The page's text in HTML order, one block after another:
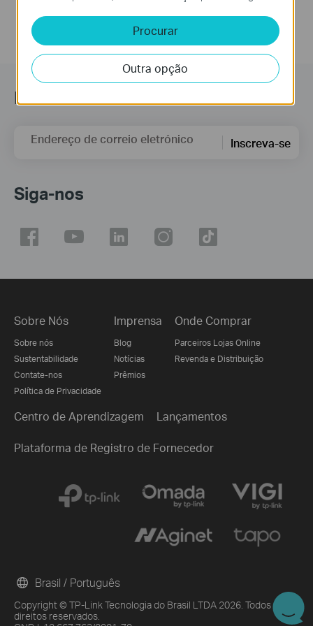
Newsletter
Endereço de correio eletrónico Inscreva-se
Siga-nos
Sobre Nós
Sobre nós
Sustentabilidade
Contate-nos
Política de Privacidade
Imprensa
Blog
Notícias
Prêmios
Onde Comprar
Parceiros Lojas Online
Revenda e Distribuição
Centro de Aprendizagem Lançamentos
Plataforma de Registro de Fornecedor
Copyright © TP-Link Tecnologia do Brasil LTDA 2026. Todos os
direitos reservados.
Brasil / Português
Procurar
Outra opção